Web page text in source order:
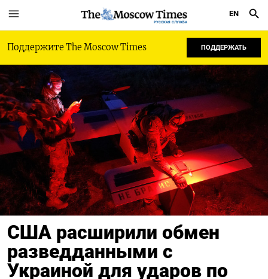
РУССКАЯ СЛУЖБА
EN
Поддержите The Moscow Times ПОДДЕРЖАТЬ
США расширили обмен
разведданными с
Украиной для ударов по